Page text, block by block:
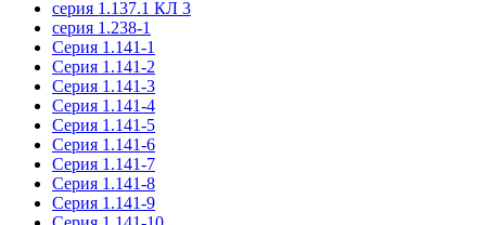
серия 1.137.1 КЛ 3
серия 1.238-1
Серия 1.141-1
Серия 1.141-2
Серия 1.141-3
Серия 1.141-4
Серия 1.141-5
Серия 1.141-6
Серия 1.141-7
Серия 1.141-8
Серия 1.141-9